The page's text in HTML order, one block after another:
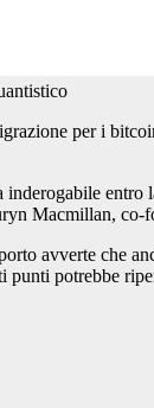
per i
inderogabile
Macmillan,
avverte che
potrebbe